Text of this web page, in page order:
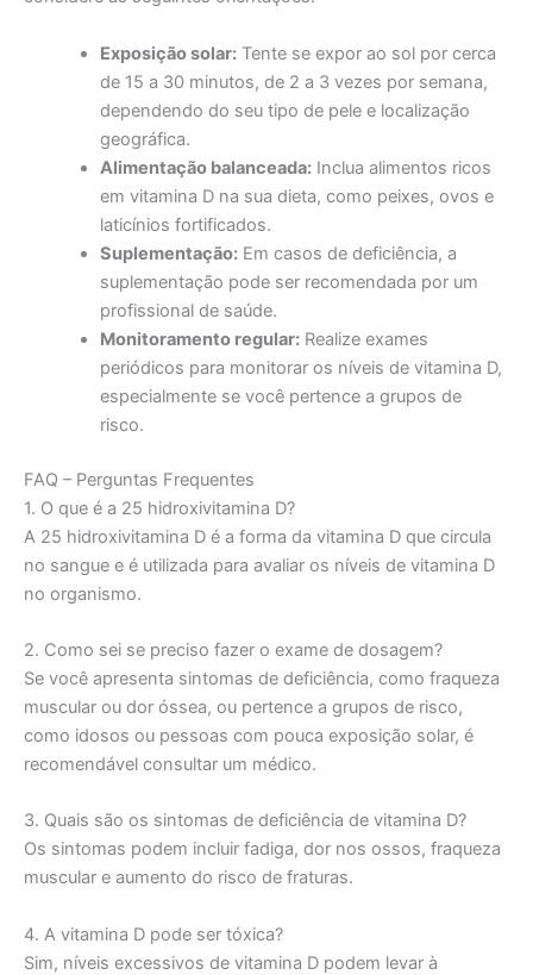
Exposição solar:Tente se expor ao sol por cerca
de 15 a 30 minutos, de 2 a 3 vezes por semana,
dependendo do seu tipo de pele e localização
geográfica.
Alimentação balanceada:Inclua alimentos ricos
em vitamina D na sua dieta, como peixes, ovos e
laticínios fortificados.
Suplementação:Em casos de deficiência, a
suplementação pode ser recomendada por um
profissional de saúde.
Monitoramento regular:Realize exames
periódicos para monitorar os níveis de vitamina D,
especialmente se você pertence a grupos de
risco.
FAQ – Perguntas Frequentes
1. O que é a 25 hidroxivitamina D?
A 25 hidroxivitamina D é a forma da vitamina D que circula
no sangue e é utilizada para avaliar os níveis de vitamina D
no organismo.
2. Como sei se preciso fazer o exame de dosagem?
Se você apresenta sintomas de deficiência, como fraqueza
muscular ou dor óssea, ou pertence a grupos de risco,
como idosos ou pessoas com pouca exposição solar, é
recomendável consultar um médico.
3. Quais são os sintomas de deficiência de vitamina D?
Os sintomas podem incluir fadiga, dor nos ossos, fraqueza
muscular e aumento do risco de fraturas.
4. A vitamina D pode ser tóxica?
Sim, níveis excessivos de vitamina D podem levar à